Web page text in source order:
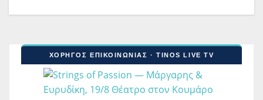
ΧΟΡΗΓΟΣ ΕΠΙΚΟΙΝΩΝΙΑΣ · TINOS LIVE TV